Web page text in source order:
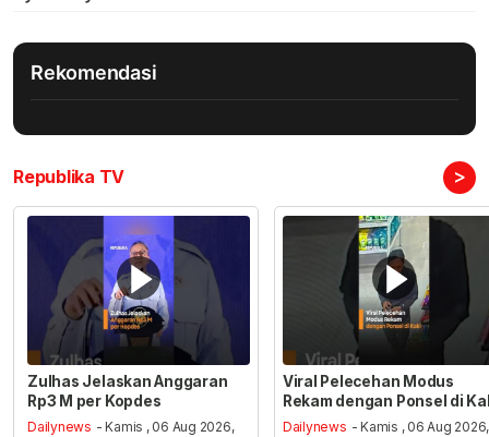
Rekomendasi
Republika TV >
Zulhas Jelaskan Anggaran
Rp3 M per Kopdes
Dailynews - Kamis , 06 Aug 2026,
Viral Pelecehan Modus
Rekam dengan Ponsel di
Dailynews - Kamis , 06 Aug 2026,